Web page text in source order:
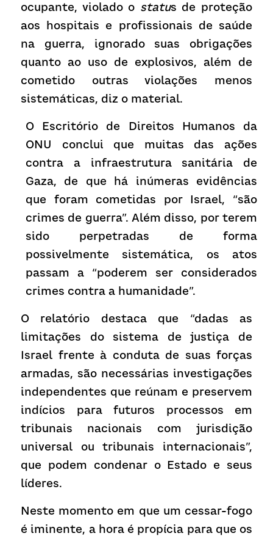
ocupante, violado o status de proteção
aos hospitais e profissionais de saúde
na guerra, ignorado suas obrigações
quanto ao uso de explosivos, além de
cometido outras violações menos
sistemáticas, diz o material.
O Escritório de Direitos Humanos da
ONU conclui que muitas das ações
contra a infraestrutura sanitária de
Gaza, de que há inúmeras evidências
que foram cometidas por Israel, “são
crimes de guerra”. Além disso, por terem
sido perpetradas de forma
possivelmente sistemática, os atos
passam a “poderem ser considerados
crimes contra a humanidade”.
O relatório destaca que “dadas as
limitações do sistema de justiça de
Israel frente à conduta de suas forças
armadas, são necessárias investigações
independentes que reúnam e preservem
indícios para futuros processos em
tribunais nacionais com jurisdição
universal ou tribunais internacionais”,
que podem condenar o Estado e seus
líderes.
Neste momento em que um cessar-fogo
é iminente, a hora é propícia para que os